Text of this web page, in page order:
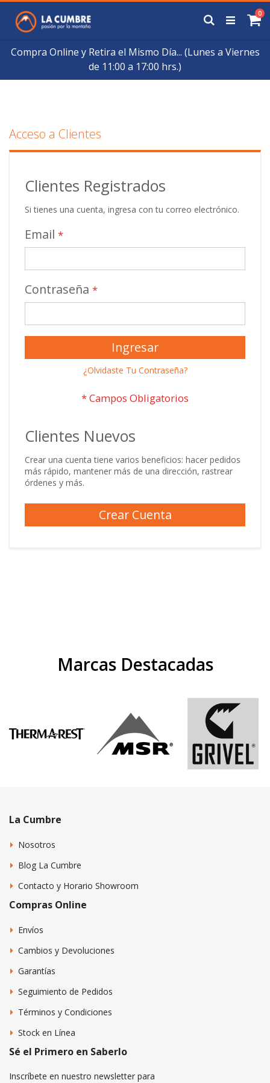
Compra Online y Retira el Mismo Día... (Lunes a Viernes
de 11:00 a 17:00 hrs.)
Contenido
0
Buscar
Acceso a Clientes
Clientes Registrados
Si tienes una cuenta, ingresa con tu correo electrónico.
Email
Contraseña
Ingresar
¿Olvidaste Tu Contraseña?
Clientes Nuevos
Crear una cuenta tiene varios beneficios: hacer pedidos
más rápido, mantener más de una dirección, rastrear
órdenes y más.
Crear Cuenta
Marcas Destacadas
La Cumbre
Nosotros
Blog La Cumbre
Contacto y Horario Showroom
Compras Online
Envíos
Cambios y Devoluciones
Garantías
Seguimiento de Pedidos
Términos y Condiciones
Stock en Línea
Sé el Primero en Saberlo
Inscríbete en nuestro newsletter para